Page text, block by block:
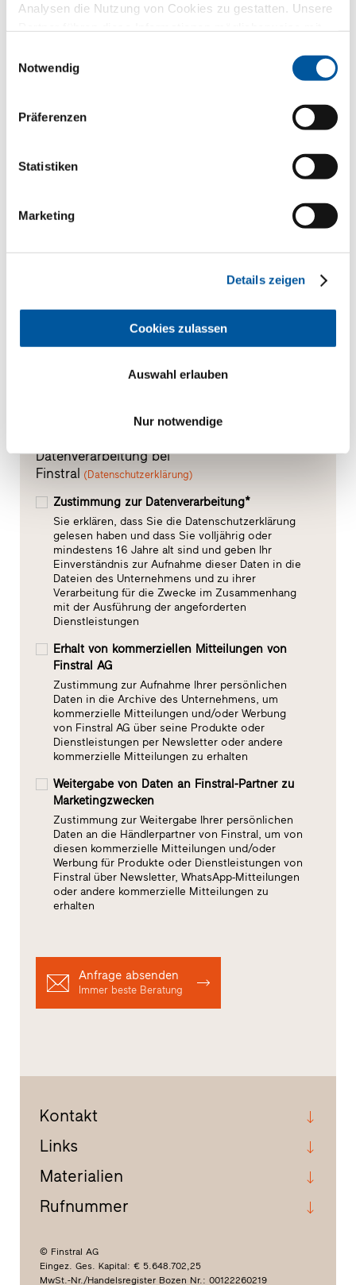
Analysen die Nutzung von Cookies zu gestatten. Unsere
haben oder die sie im Rahmen Ihrer Nutzung der Dienste
Notwendig
Präferenzen
Statistiken
Marketing
Details zeigen
Cookies zulassen
Auswahl erlauben
Nur notwendige
N 90+8
Ihre Mitteilung
Datenverarbeitung bei
Finstral (Datenschutzerklärung)
Zustimmung zur Datenverarbeitung*
Sie erklären, dass Sie die Datenschutzerklärung
gelesen haben und dass Sie volljährig oder
mindestens 16 Jahre alt sind und geben Ihr
Einverständnis zur Aufnahme dieser Daten in die
Dateien des Unternehmens und zu ihrer
Verarbeitung für die Zwecke im Zusammenhang
mit der Ausführung der angeforderten
Dienstleistungen
Erhalt von kommerziellen Mitteilungen von
Finstral AG
Zustimmung zur Aufnahme Ihrer persönlichen
Daten in die Archive des Unternehmens, um
kommerzielle Mitteilungen und/oder Werbung
von Finstral AG über seine Produkte oder
Dienstleistungen per Newsletter oder andere
kommerzielle Mitteilungen zu erhalten
Weitergabe von Daten an Finstral-Partner zu
Marketingzwecken
Zustimmung zur Weitergabe Ihrer persönlichen
Daten an die Händlerpartner von Finstral, um von
diesen kommerzielle Mitteilungen und/oder
Werbung für Produkte oder Dienstleistungen von
Finstral über Newsletter, WhatsApp-Mitteilungen
oder andere kommerzielle Mitteilungen zu
erhalten
Anfrage absenden
Immer beste Beratung
Kontakt
Links
Materialien
Rufnummer
© Finstral AG
Eingez. Ges. Kapital: € 5.648.702,25
MwSt.-Nr./Handelsregister Bozen Nr.: 00122260219